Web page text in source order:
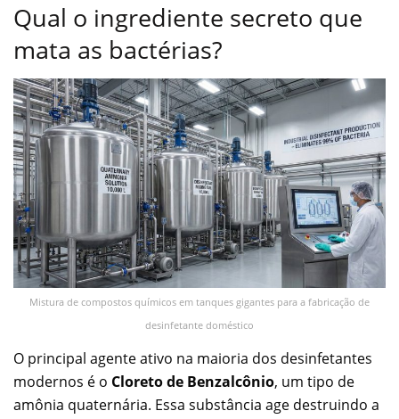
Qual o ingrediente secreto que
mata as bactérias?
Mistura de compostos químicos em tanques gigantes para a fabricação de
desinfetante doméstico
O principal agente ativo na maioria dos desinfetantes
modernos é o Cloreto de Benzalcônio, um tipo de
amônia quaternária. Essa substância age destruindo a